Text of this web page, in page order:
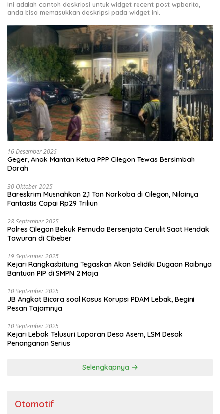
Ini adalah contoh deskripsi untuk widget recent post wpberita,
anda bisa memasukkan deskripsi pada widget ini.
16 Desember 2025
Geger, Anak Mantan Ketua PPP Cilegon Tewas Bersimbah
Darah
30 Oktober 2025
Bareskrim Musnahkan 2,1 Ton Narkoba di Cilegon, Nilainya
Fantastis Capai Rp29 Triliun
28 September 2025
Polres Cilegon Bekuk Pemuda Bersenjata Cerulit Saat Hendak
Tawuran di Cibeber
19 September 2025
Kejari Rangkasbitung Tegaskan Akan Selidiki Dugaan Raibnya
Bantuan PIP di SMPN 2 Maja
10 September 2025
JB Angkat Bicara soal Kasus Korupsi PDAM Lebak, Begini
Pesan Tajamnya
10 September 2025
Kejari Lebak Telusuri Laporan Desa Asem, LSM Desak
Penanganan Serius
Selengkapnya
Otomotif